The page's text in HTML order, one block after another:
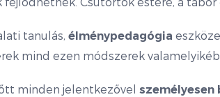
tanulás, élménypedagógia
mind ezen módszerek
minden jelentkezővel